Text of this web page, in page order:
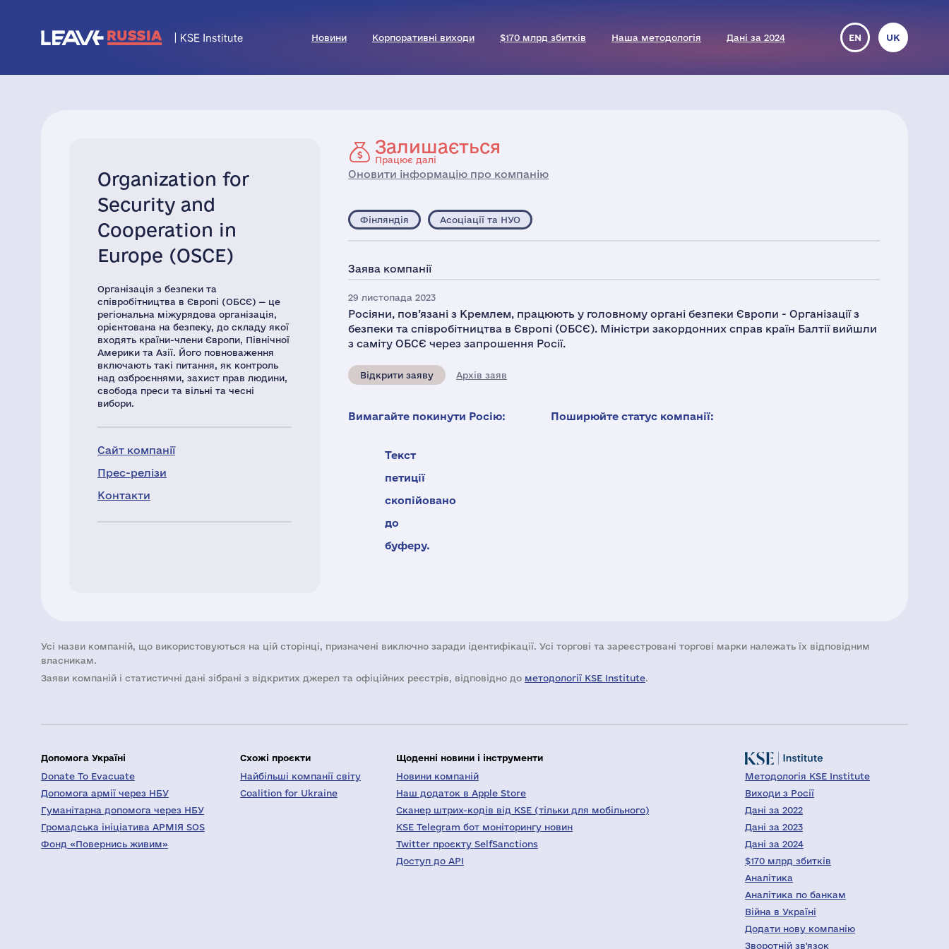
Новини Корпоративні виходи $170 млрд збитків Наша методологія Дані за 2024 EN UK
Organization for
Security and
Cooperation in
Europe (OSCE)
Організація з безпеки та
співробітництва в Європі (ОБСЄ) — це
регіональна міжурядова організація,
орієнтована на безпеку, до складу якої
входять країни-члени Європи, Північної
Америки та Азії. Його повноваження
включають такі питання, як контроль
над озброєннями, захист прав людини,
свобода преси та вільні та чесні
вибори.
Сайт компанії
Прес-релізи
Контакти
Залишається
Працює далі
Оновити інформацію про компанію
Фінляндія Асоціації та НУО
Заява компанії
29 листопада 2023
Росіяни, пов’язані з Кремлем, працюють у головному органі безпеки Європи - Організації з
безпеки та співробітництва в Європі (ОБСЄ). Міністри закордонних справ країн Балтії вийшли
з саміту ОБСЄ через запрошення Росії.
Відкрити заяву Архів заяв
Вимагайте покинути Росію:
Текст
петиції
скопійовано
до
буферу.
Поширюйте статус компанії:
Усі назви компаній, що використовуються на цій сторінці, призначені виключно заради ідентифікації. Усі торгові та зареєстровані торгові марки належать їх відповідним
власникам.
Заяви компаній i статистичні дані зібрані з відкритих джерел та офіційних реєстрів, відповідно до методології KSE Institute.
Допомога Україні
Donate To Evacuate
Допомога армії через НБУ
Гуманітарна допомога через НБУ
Громадська ініціатива АРМІЯ SOS
Фонд «Повернись живим»
Схожі проєкти
Найбільші компанії світу
Coalition for Ukraine
Щоденні новини і інструменти
Новини компаній
Наш додаток в Apple Store
Сканер штрих-кодів від KSE (тільки для мобільного)
KSE Telegram бот моніторингу новин
Twitter проєкту SelfSanctions
Доступ до API
Методологія KSE Institute
Виходи з Росії
Дані за 2022
Дані за 2023
Дані за 2024
$170 млрд збитків
Аналітика
Аналітика по банкам
Війна в Україні
Додати нову компанію
Зворотній зв'язок